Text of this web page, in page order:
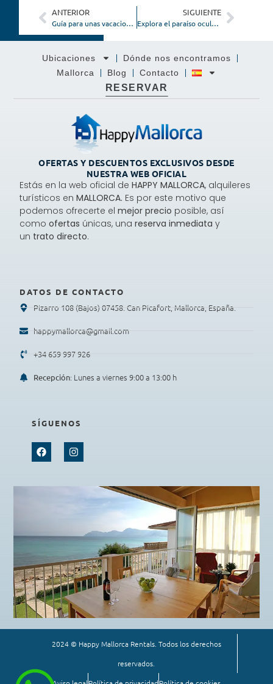
ANTERIOR
Guía para unas vacaciones de invierno en Mallorca
SIGUIENTE
Explora el paraíso oculto: las reservas naturales secretas de Mallorca
Ubicaciones
Dónde nos encontramos
Mallorca
Blog Contacto
RESERVAR
OFERTAS Y DESCUENTOS EXCLUSIVOS DESDE
NUESTRA WEB OFICIAL
Estás en la web oficial deHAPPY MALLORCA, alquileres
turísticos enMALLORCA. Es por este motivo que
podemos ofrecerte elmejor precio posible, así
comoofertas únicas, unareserva inmediata y
un trato directo.
DATOS DE CONTACTO
Pizarro 108 (Bajos) 07458. Can Picafort, Mallorca, España.
happymallorca@gmail.com
+34 659 997 926
Recepción: Lunes a viernes 9:00 a 13:00 h
SÍGUENOS
2024 © Happy Mallorca Rentals. Todos los derechos
reservados.